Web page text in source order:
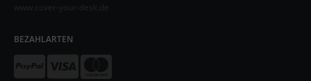
www.cover-your-desk.de
BEZAHLARTEN